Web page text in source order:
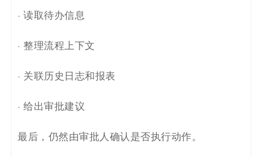
· 读取待办信息
· 整理流程上下文
· 关联历史日志和报表
· 给出审批建议
最后，仍然由审批人确认是否执行动作。